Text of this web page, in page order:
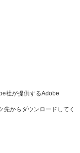
社が提供するAdobe
からダウンロードしてく